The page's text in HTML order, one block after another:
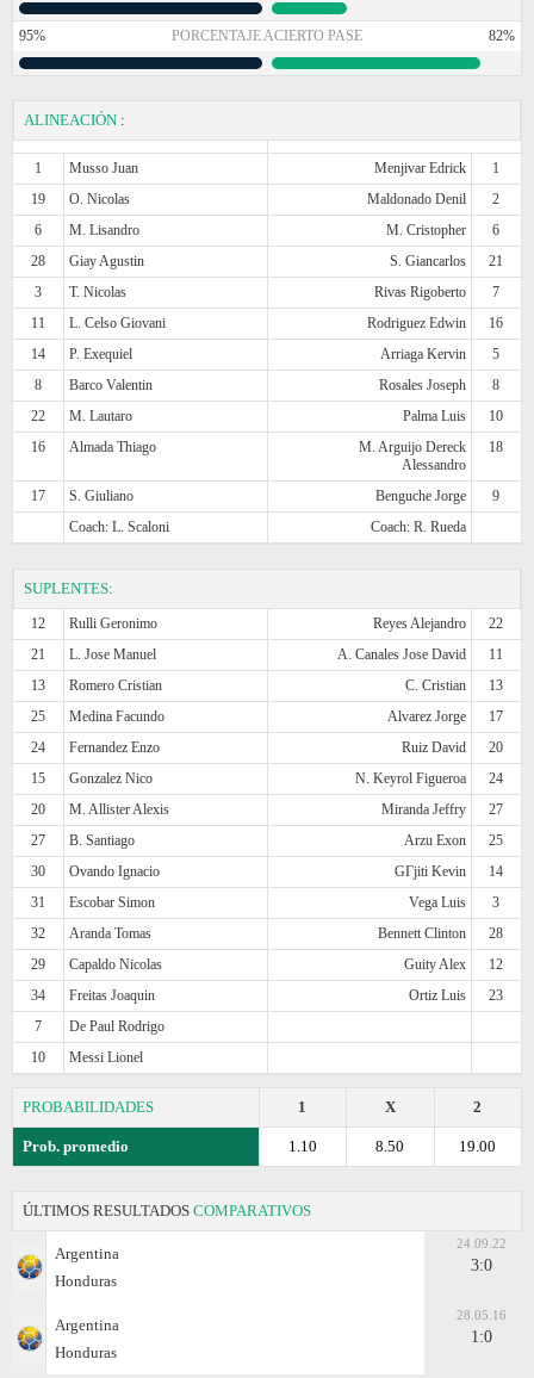
95% PORCENTAJE ACIERTO PASE 82%
ALINEACIÓN :
1 Musso Juan Menjivar Edrick
1
19
O. Nicolas Maldonado Denil
2
6
M. Lisandro M. Cristopher
6
28
Giay Agustin S. Giancarlos
21
3
T. Nicolas Rivas Rigoberto
7
11
L. Celso Giovani Rodriguez Edwin
16
14
P. Exequiel Arriaga Kervin
5
8
Barco Valentin Rosales Joseph
8
22
M. Lautaro Palma Luis
10
16
Almada Thiago
M. Arguijo Dereck
Alessandro
18
17 S. Giuliano Benguche Jorge
9
Coach: L. Scaloni
Coach: R. Rueda
SUPLENTES:
12 Rulli Geronimo Reyes Alejandro
22
21
L. Jose Manuel A. Canales Jose David
11
13
Romero Cristian C. Cristian
13
25
Medina Facundo Alvarez Jorge
17
24
Fernandez Enzo Ruiz David
20
15
Gonzalez Nico N. Keyrol Figueroa
24
20
M. Allister Alexis Miranda Jeffry
27
27
B. Santiago Arzu Exon
25
30
Ovando Ignacio GГјiti Kevin
14
31
Escobar Simon Vega Luis
3
32
Aranda Tomas Bennett Clinton
28
29
Capaldo Nicolas Guity Alex
12
34
Freitas Joaquin Ortiz Luis
23
7
De Paul Rodrigo
10
Messi Lionel
PROBABILIDADES 2
X
1
Prob. promedio 19.00
8.50
1.10
ÚLTIMOS RESULTADOS COMPARATIVOS
Argentina
Honduras
24.09.22
3:0
Argentina
Honduras
28.05.16
1:0